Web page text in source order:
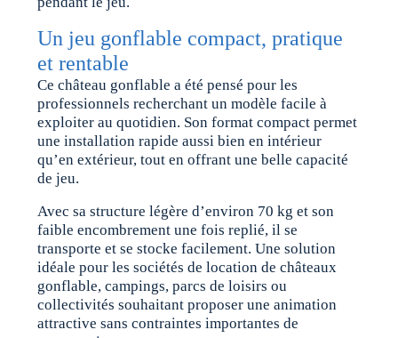
Un jeu gonflable compact, pratique
et rentable
Ce château gonflable a été pensé pour les
professionnels recherchant un modèle facile à
exploiter au quotidien. Son format compact permet
une installation rapide aussi bien en intérieur
qu’en extérieur, tout en offrant une belle capacité
de jeu.
Avec sa structure légère d’environ 70 kg et son
faible encombrement une fois replié, il se
transporte et se stocke facilement. Une solution
idéale pour les sociétés de location de châteaux
gonflable, campings, parcs de loisirs ou
collectivités souhaitant proposer une animation
attractive sans contraintes importantes de